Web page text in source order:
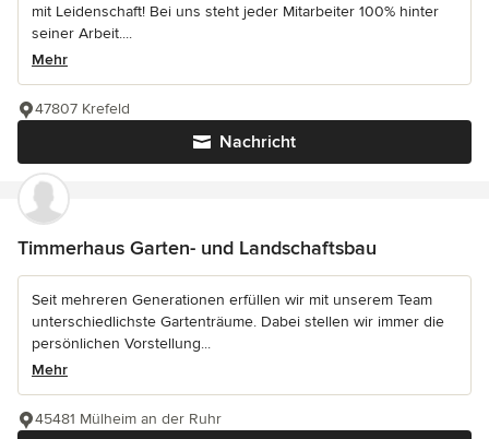
mit Leidenschaft! Bei uns steht jeder Mitarbeiter 100% hinter
seiner Arbeit....
Mehr
Nachricht
47807 Krefeld
Timmerhaus Garten- und Landschaftsbau
Seit mehreren Generationen erfüllen wir mit unserem Team
unterschiedlichste Gartenträume. Dabei stellen wir immer die
persönlichen Vorstellung...
Mehr
45481 Mülheim an der Ruhr